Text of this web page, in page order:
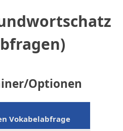
Optionen
Vokabelabfrage